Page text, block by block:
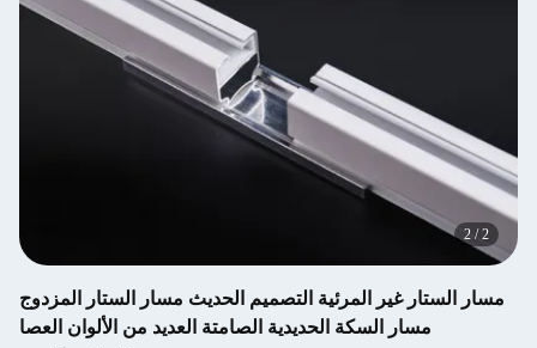
2
/
2
مسار الستار غير المرئية التصميم الحديث مسار الستار المزدوج
مسار السكة الحديدية الصامتة العديد من الألوان العصا